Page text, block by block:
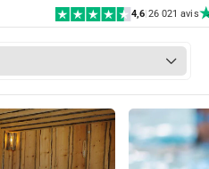
4,6|26 021 avis